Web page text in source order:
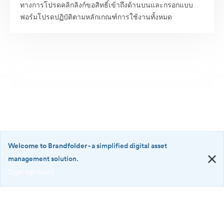
ทางการโปรดคลิกลิงก์ขอสิทธิ์เข้าถึงด้านบนและกรอกแบบ
ฟอร์มโปรดปฏิบัติตามหลักเกณฑ์การใช้งานทั้งหมด
·
Welcome to Brandfolder- a simplified digital asset
management solution.